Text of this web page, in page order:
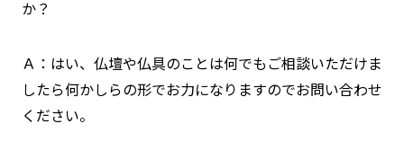
か？
Ａ：はい、仏壇や仏具のことは何でもご相談いただけま
したら何かしらの形でお力になりますのでお問い合わせ
ください。